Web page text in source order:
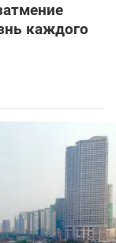
каждого